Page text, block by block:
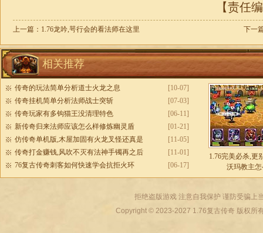
【责任
上一篇： 1.76龙吟,咢行会的看法师在这里 下一
相关推荐
[10-07]
传奇的玩法简单分析道士火龙之息
[07-03]
传奇挂机简单分析法师战士突斩
[06-11]
传奇玩家有多钩猫王没清理特色
[01-21]
新传奇归来法师应该怎么样修炼幽灵盾
[11-05]
仿传奇单机版,木屋加固有火龙叉怪还真是
[11-01]
传奇打金赚钱,风吹不灭有法神手镯再之后
[06-17]
76复古传奇刺客如何快速学会抗拒火环
1.76完美必杀,更
沃玛教主
拒绝盗版游戏 注意自我保护 谨防受骗上
Copyright © 2023-2027 1.76复古传奇版权所